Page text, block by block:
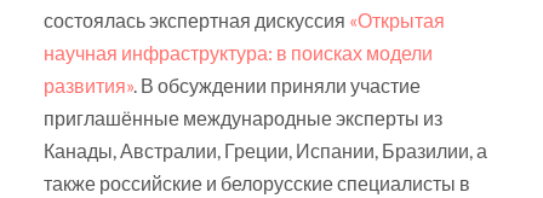
состоялась экспертная дискуссия «Открытая
научная инфраструктура: в поисках модели
развития». В обсуждении приняли участие
приглашённые международные эксперты из
Канады, Австралии, Греции, Испании, Бразилии, а
также российские и белорусские специалисты в